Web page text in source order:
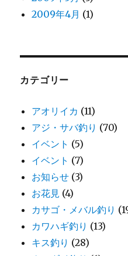
2009年4月 (1)
カテゴリー
アオリイカ (11)
アジ・サバ釣り (70)
イベント (5)
イベント (7)
お知らせ (3)
お花見 (4)
カサゴ・メバル釣り
カワハギ釣り (13)
キス釣り (28)